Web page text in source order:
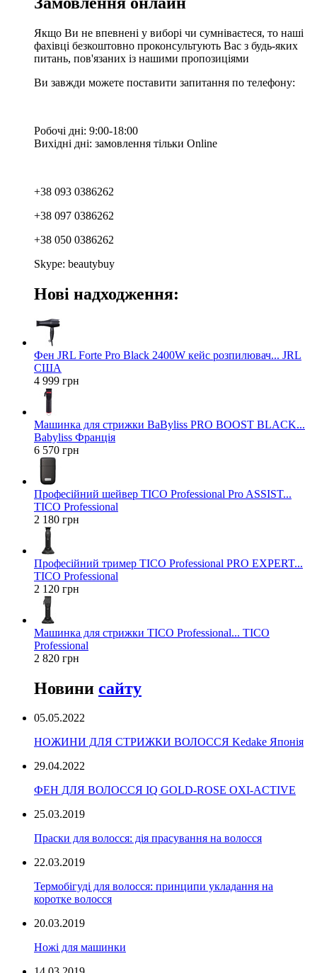
Якщо Ви не впевнені у виборі чи сумніваєтеся, то наші
фахівці безкоштовно проконсультують Вас з будь-яких
питань, пов'язаних із нашими пропозиціями
Ви завжди можете поставити запитання по телефону:
Робочі дні: 9:00-18:00
Вихідні дні: замовлення тільки Online
+38 093 0386262
+38 097 0386262
+38 050 0386262
Skype: beautybuy
Нові надходження:
Фен JRL Forte Pro Black 2400W кейс розпилювач... JRL
США
4 999 грн
Машинка для стрижки BaByliss PRO BOOST BLACK...
Babyliss Франція
6 570 грн
Професійний шейвер TICO Professional Pro ASSIST...
TICO Professional
2 180 грн
Професійний тример TICO Professional PRO EXPERT...
TICO Professional
2 120 грн
Машинка для стрижки TICO Professional... TICO
Professional
2 820 грн
Новини сайту
05.05.2022
НОЖИНИ ДЛЯ СТРИЖКИ ВОЛОССЯ Kedake Японія
29.04.2022
ФЕН ДЛЯ ВОЛОССЯ IQ GOLD-ROSE OXI-ACTIVE
25.03.2019
Праски для волосся: дія прасування на волосся
22.03.2019
Термобігуді для волосся: принципи укладання на
коротке волосся
20.03.2019
Ножі для машинки